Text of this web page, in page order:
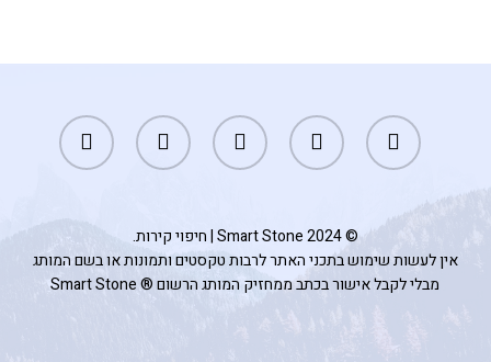
facebook youtube
google-
plus
instagram phone
© 2024 Smart Stone | חיפוי קירות.
אין לעשות שימוש בתכני האתר לרבות טקסטים ותמונות או בשם המותג
מבלי לקבל אישור בכתב ממחזיק המותג הרשום ® Smart Stone